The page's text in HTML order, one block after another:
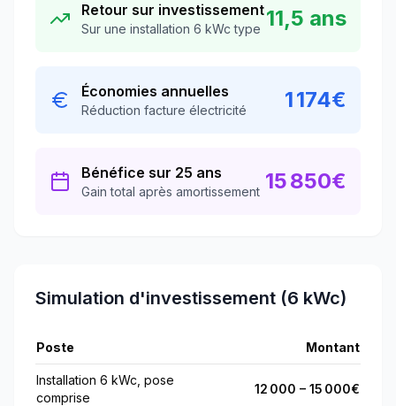
Retour sur investissement
Sur une installation 6 kWc type 11,5 ans
Économies annuelles
Réduction facture électricité 1 174€
Bénéfice sur 25 ans
Gain total après amortissement 15 850€
Simulation d'investissement (6 kWc)
Poste Montant
Installation 6 kWc, pose
comprise
12 000 – 15 000€